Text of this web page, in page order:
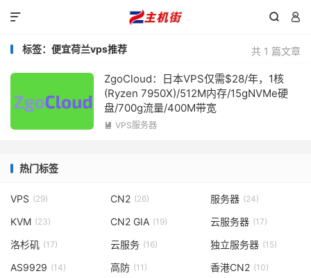
 

共 1 篇文章
标签：便宜荷兰vps推荐
ZgoCloud：日本VPS仅需$28/年，1核
(Ryzen 7950X)/512M内存/15gNVMe硬
盘/700g流量/400M带宽
 VPS服务器
热门标签
VPS (29) CN2 (26) 服务器 (24)
KVM (23) CN2 GIA (19) 云服务器 (17)
洛杉矶 (17) 云服务 (16) 独立服务器 (15)
AS9929 (14) 高防 (11) 香港CN2 (10)